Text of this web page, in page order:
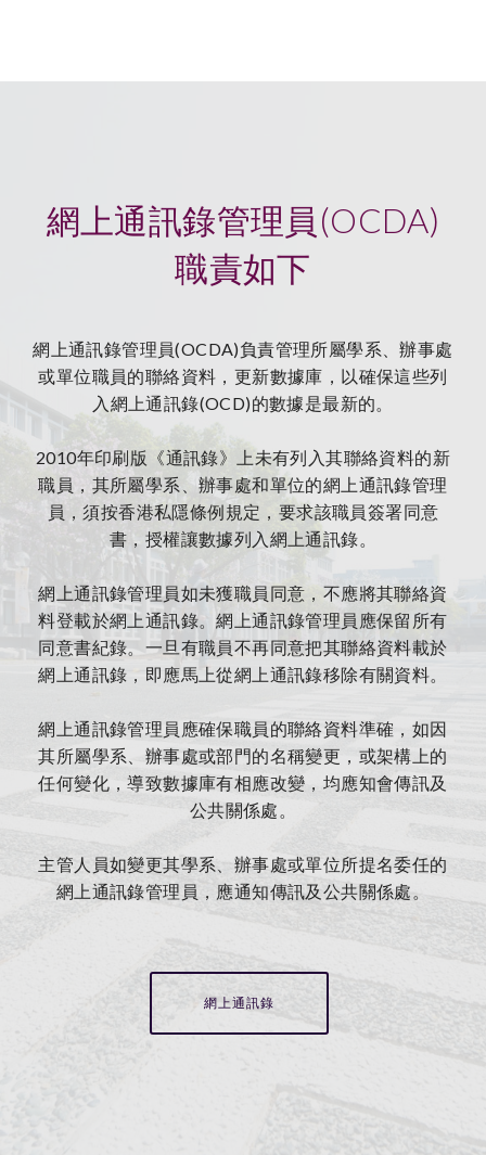
網上通訊錄管理員(OCDA)
職責如下
網上通訊錄管理員(OCDA)負責管理所屬學系、辦事處
或單位職員的聯絡資料，更新數據庫，以確保這些列
入網上通訊錄(OCD)的數據是最新的。
2010年印刷版《通訊錄》上未有列入其聯絡資料的新
職員，其所屬學系、辦事處和單位的網上通訊錄管理
員，須按香港私隱條例規定，要求該職員簽署同意
書，授權讓數據列入網上通訊錄。
網上通訊錄管理員如未獲職員同意，不應將其聯絡資
料登載於網上通訊錄。網上通訊錄管理員應保留所有
同意書紀錄。一旦有職員不再同意把其聯絡資料載於
網上通訊錄，即應馬上從網上通訊錄移除有關資料。
網上通訊錄管理員應確保職員的聯絡資料準確，如因
其所屬學系、辦事處或部門的名稱變更，或架構上的
任何變化，導致數據庫有相應改變，均應知會傳訊及
公共關係處。
主管人員如變更其學系、辦事處或單位所提名委任的
網上通訊錄管理員，應通知傳訊及公共關係處。
網上通訊錄